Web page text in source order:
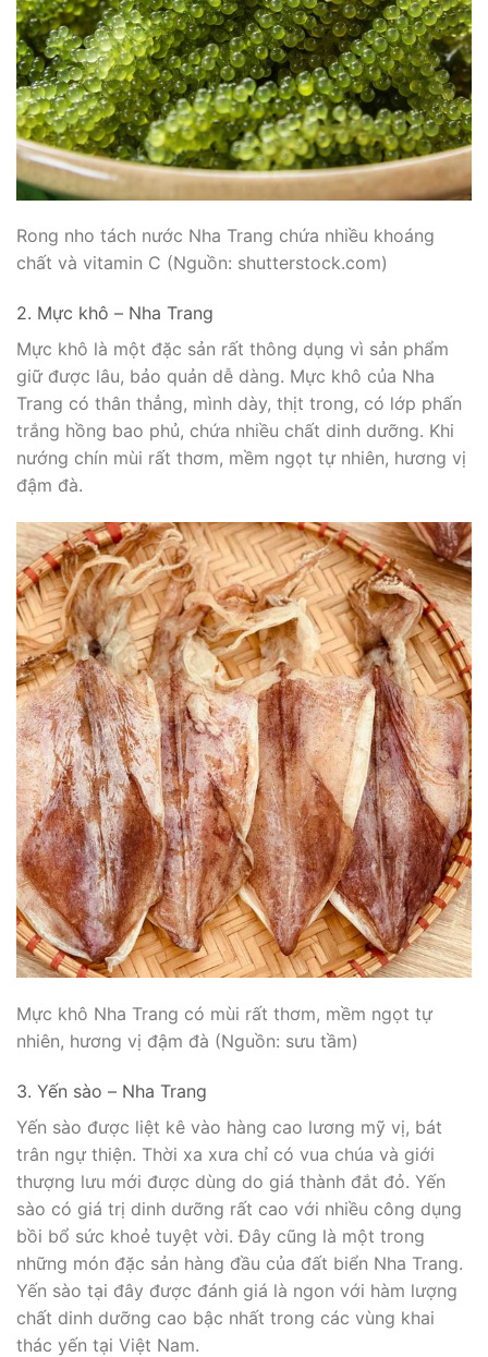
Rong nho tách nước Nha Trang chứa nhiều khoáng
chất và vitamin C (Nguồn: shutterstock.com)
2. Mực khô – Nha Trang
Mực khô là một đặc sản rất thông dụng vì sản phẩm
giữ được lâu, bảo quản dễ dàng. Mực khô của Nha
Trang có thân thẳng, mình dày, thịt trong, có lớp phấn
trắng hồng bao phủ, chứa nhiều chất dinh dưỡng. Khi
nướng chín mùi rất thơm, mềm ngọt tự nhiên, hương vị
đậm đà.
Mực khô Nha Trang có mùi rất thơm, mềm ngọt tự
nhiên, hương vị đậm đà (Nguồn: sưu tầm)
3. Yến sào – Nha Trang
Yến sào được liệt kê vào hàng cao lương mỹ vị, bát
trân ngự thiện. Thời xa xưa chỉ có vua chúa và giới
thượng lưu mới được dùng do giá thành đắt đỏ. Yến
sào có giá trị dinh dưỡng rất cao với nhiều công dụng
bồi bổ sức khoẻ tuyệt vời. Đây cũng là một trong
những món đặc sản hàng đầu của đất biển Nha Trang.
Yến sào tại đây được đánh giá là ngon với hàm lượng
chất dinh dưỡng cao bậc nhất trong các vùng khai
thác yến tại Việt Nam.